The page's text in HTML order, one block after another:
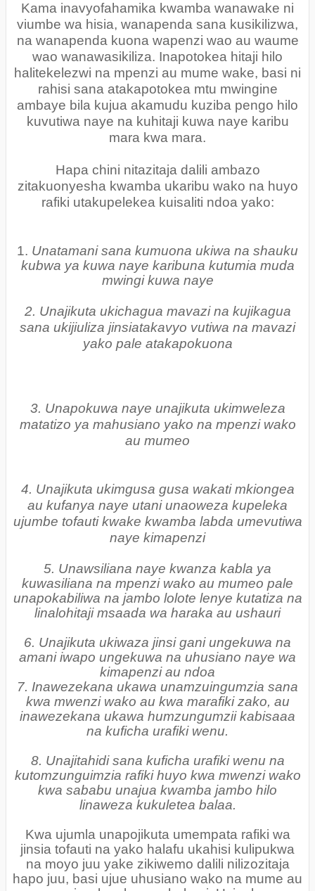
Kama inavyofahamika kwamba wanawake ni
viumbe wa hisia, wanapenda sana kusikilizwa,
na wanapenda kuona wapenzi wao au waume
wao wanawasikiliza. Inapotokea hitaji hilo
halitekelezwi na mpenzi au mume wake, basi ni
rahisi sana atakapotokea mtu mwingine
ambaye bila kujua akamudu kuziba pengo hilo
kuvutiwa naye na kuhitaji kuwa naye karibu
mara kwa mara.
Hapa chini nitazitaja dalili ambazo
zitakuonyesha kwamba ukaribu wako na huyo
rafiki utakupelekea kuisaliti ndoa yako:
1. Unatamani sana kumuona ukiwa na shauku
kubwa ya kuwa naye karibuna kutumia muda
mwingi kuwa naye
2. Unajikuta ukichagua mavazi na kujikagua
sana ukijiuliza jinsiatakavyo vutiwa na mavazi
yako pale atakapokuona
3. Unapokuwa naye unajikuta ukimweleza
matatizo ya mahusiano yako na mpenzi wako
au mumeo
4. Unajikuta ukimgusa gusa wakati mkiongea
au kufanya naye utani unaoweza kupeleka
ujumbe tofauti kwake kwamba labda umevutiwa
naye kimapenzi
5. Unawsiliana naye kwanza kabla ya
kuwasiliana na mpenzi wako au mumeo pale
unapokabiliwa na jambo lolote lenye kutatiza na
linalohitaji msaada wa haraka au ushauri
6. Unajikuta ukiwaza jinsi gani ungekuwa na
amani iwapo ungekuwa na uhusiano naye wa
kimapenzi au ndoa
7. Inawezekana ukawa unamzuingumzia sana
kwa mwenzi wako au kwa marafiki zako, au
inawezekana ukawa humzungumzii kabisaaa
na kuficha urafiki wenu.
8. Unajitahidi sana kuficha urafiki wenu na
kutomzunguimzia rafiki huyo kwa mwenzi wako
kwa sababu unajua kwamba jambo hilo
linaweza kukuletea balaa.
Kwa ujumla unapojikuta umempata rafiki wa
jinsia tofauti na yako halafu ukahisi kulipukwa
na moyo juu yake zikiwemo dalili nilizozitaja
hapo juu, basi ujue uhusiano wako na mume au